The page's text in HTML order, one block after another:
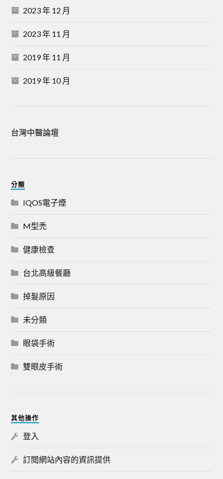
2023 年 12 月
2023 年 11 月
2019 年 11 月
2019 年 10 月
台灣中醫論壇
分類
IQOS電子煙
M型禿
健康檢查
台北高級餐廳
掉髮原因
未分類
眼袋手術
雙眼皮手術
其他操作
登入
訂閱網站內容的資訊提供